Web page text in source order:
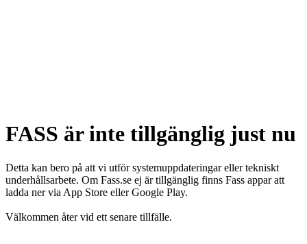
FASS är inte tillgänglig just nu
Detta kan bero på att vi utför systemuppdateringar eller tekniskt
underhållsarbete. Om Fass.se ej är tillgänglig finns Fass appar att
ladda ner via App Store eller Google Play.
Välkommen åter vid ett senare tillfälle.